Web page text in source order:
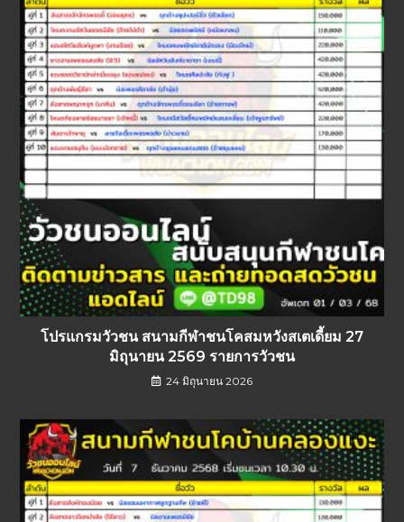
โปรแกรมวัวชน สนามกีฬาชนโคสมหวังสเตเดี้ยม 27
มิถุนายน 2569 รายการวัวชน
24 มิถุนายน 2026